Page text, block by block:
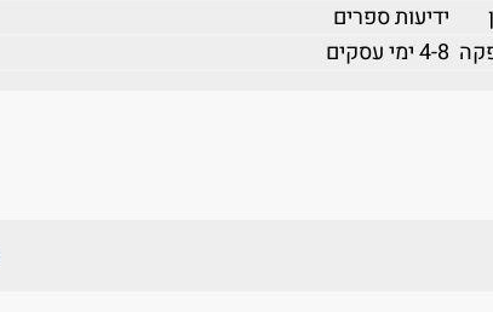
ידיעות ספרים
4-8 ימי עסקים